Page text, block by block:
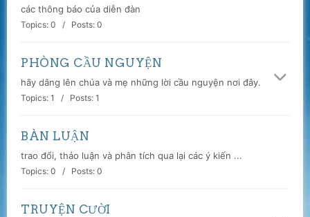
các thông báo của diễn đàn
Topics: 0 / Posts: 0
PHÒNG CẦU NGUYỆN
hãy dâng lên chúa và mẹ những lời cầu nguyện nơi đây.
Topics: 1 / Posts: 1
BÀN LUẬN
trao đổi, thảo luận và phân tích qua lại các ý kiến ...
Topics: 0 / Posts: 0
TRUYỆN CƯỜI